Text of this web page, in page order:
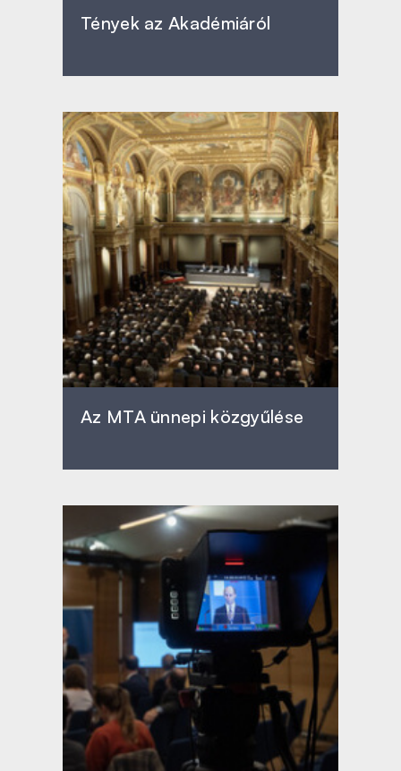
Tények az Akadémiáról
Az MTA ünnepi közgyűlése